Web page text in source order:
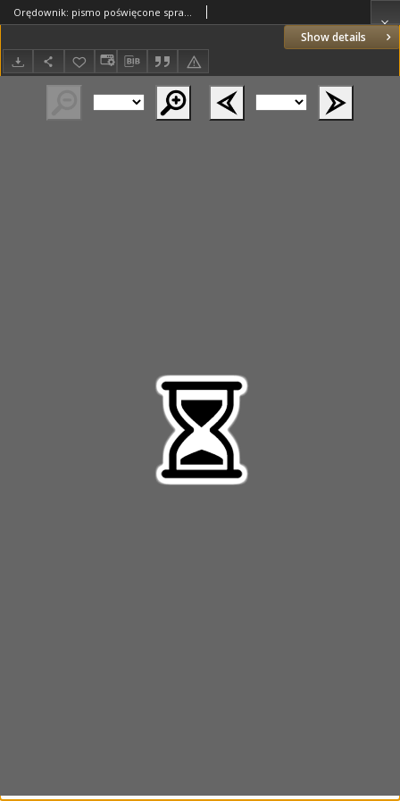
Show details
Orędownik: pismo poświęcone sprawom politycznym i spółecznym 1885.02.18 R.15 Nr39